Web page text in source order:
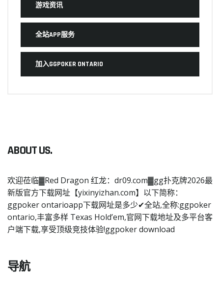
游戏资讯
全站APP服务
加入GGPOKER ONTARIO
ABOUT US.
欢迎莅临▓Red Dragon 红龙：dr09.com▓gg扑克牌2026最
新版官方下载网址【yixinyizhan.com】以下简称：
ggpoker ontarioapp下载网址是多少✔全站,全称:ggpoker
ontario,丰富多样 Texas Hold’em,官网下载地址及多平台客
户端下载,享受顶级竞技体验!ggpoker download
导航